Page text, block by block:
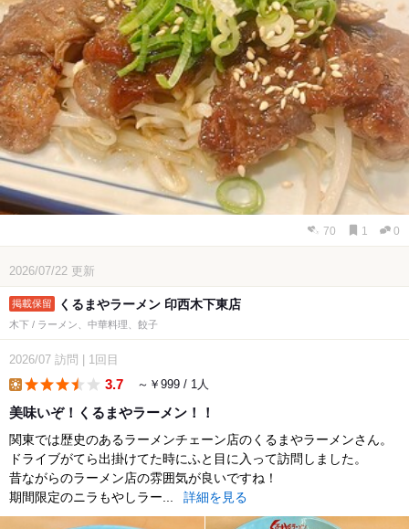
70 1 0
2026/07/22 更新
くるまやラーメン 印西木下東店
木下 / ラーメン、中華料理、餃子
2026/07 訪問 1回目
3.7 ～￥999 / 1人
美味いぞ！くるまやラーメン！！
関東では歴史のあるラーメンチェーン店のくるまやラーメンさん。
ドライブがてら出掛けてた時にふと目に入って訪問しました。
昔ながらのラーメン店の雰囲気が良いですね！
期間限定のニラもやしラー...
詳細を見る